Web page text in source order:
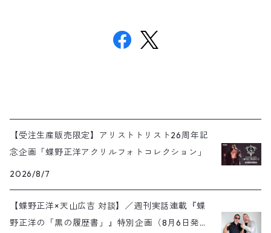
【受注生産販売限定】アリストトリスト26周年記
念企画「蝶野正洋アクリルフォトコレクション」
2026/8/7
【蝶野正洋×天山広吉 対談】／週刊実話連載『蝶
野正洋の「黒の履歴書」』特別企画（8月6日発売